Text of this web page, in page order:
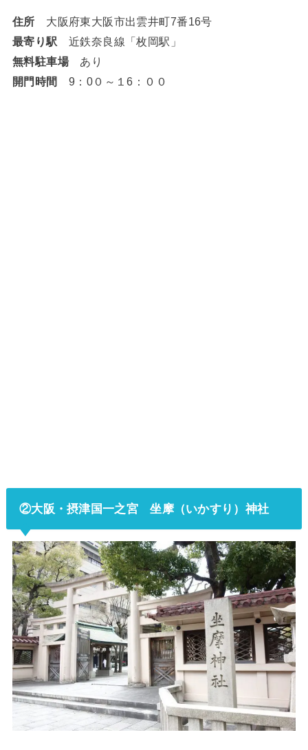
住所 大阪府東大阪市出雲井町7番16号
最寄り駅 近鉄奈良線「枚岡駅」
無料駐車場 あり
開門時間
9：0０～１6：００
②大阪・摂津国一之宮 坐摩（いかすり）神社